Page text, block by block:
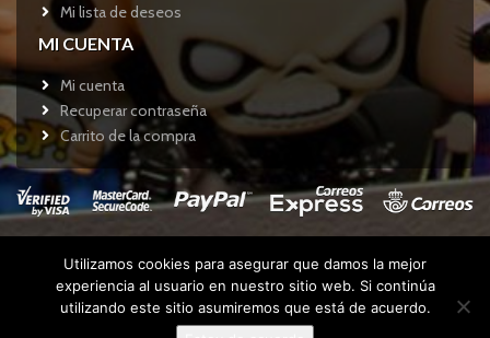
Mi lista de deseos
MI CUENTA
Mi cuenta
Recuperar contraseña
Carrito de la compra
Copyright © 2017Funkotienda.com - Todos los derechos
reservados.
Utilizamos cookies para asegurar que damos la mejor
experiencia al usuario en nuestro sitio web. Si continúa
utilizando este sitio asumiremos que está de acuerdo.